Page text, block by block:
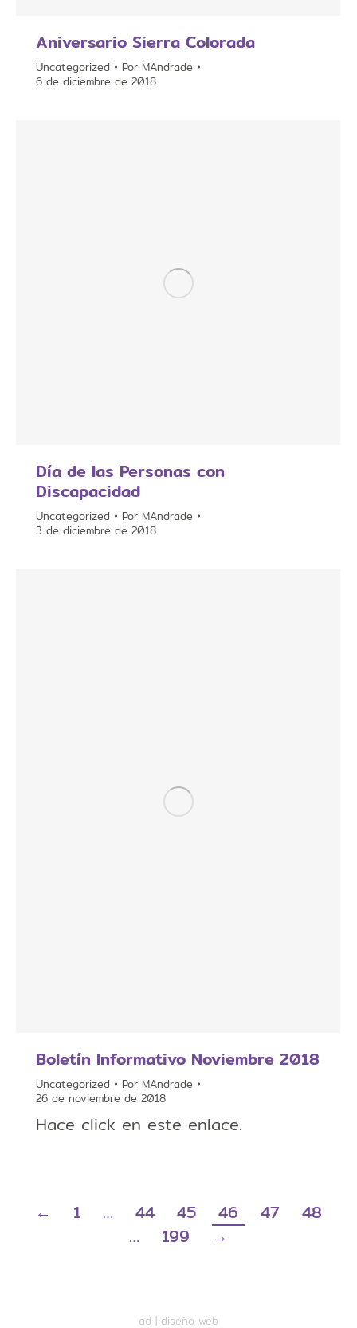
Aniversario Sierra Colorada
Uncategorized Por MAndrade
6 de diciembre de 2018
Día de las Personas con
Discapacidad
Uncategorized Por MAndrade
3 de diciembre de 2018
Boletín Informativo Noviembre 2018
Uncategorized Por MAndrade
26 de noviembre de 2018
Hace click en este enlace.
← 1 … 44 45 46 47
48
…
199 →
ad | diseño web